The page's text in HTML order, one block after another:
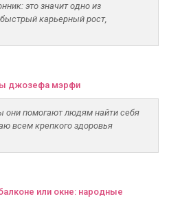
это значит одно из
карьерный рост,
джозефа мэрфи
они помогают людям найти себя
всем крепкого здоровья
или окне: народные